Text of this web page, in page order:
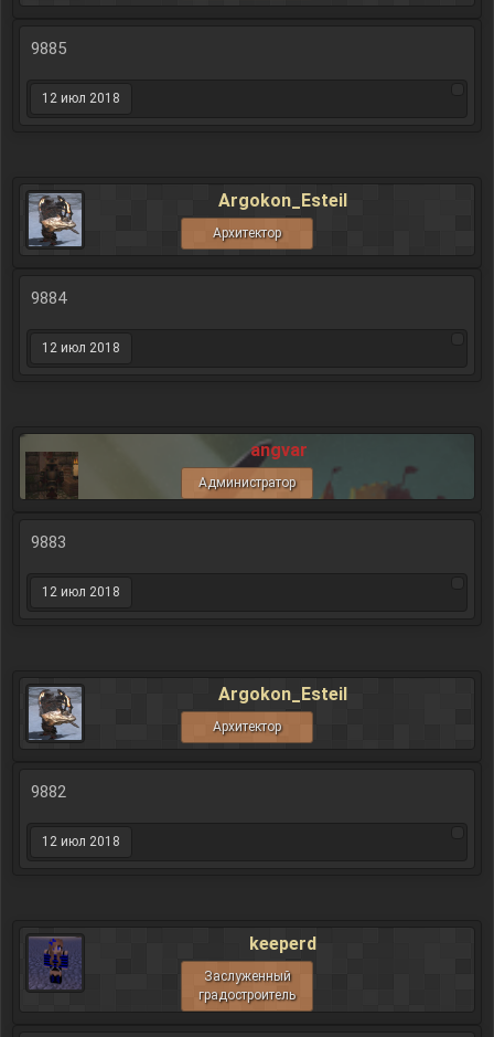
9885
12 июл 2018
Argokon_Esteil
Архитектор
9884
12 июл 2018
angvar
Администратор
9883
12 июл 2018
Argokon_Esteil
Архитектор
9882
12 июл 2018
keeperd
Заслуженный
градостроитель